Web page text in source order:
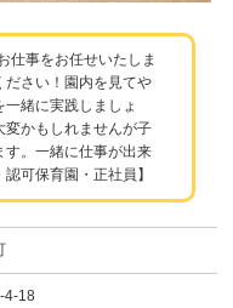
仕事をお任せいたしま
さい！園内を見てや
緒に実践しましょ
変かもしれませんが子
す。一緒に仕事が出来
可保育園・正社員】
4-18